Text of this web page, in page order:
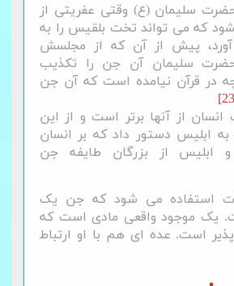
سلیمان (ع) وقتى عفریتى از
که می تواند تخت بلقیس را به
آورد، پیش از آن که از مجلسش
سلیمان آن جن را تکذیب
چه در قرآن نیامده است که آن جن
انسان از آنها برتر است و از این
ابلیس دستور داد که بر انسان
ابلیس از بزرگان طایفه جن
استفاده می شود که جن یک
یک موجود واقعی مادی است که
پذیر است. عده ای هم با او ارتباط